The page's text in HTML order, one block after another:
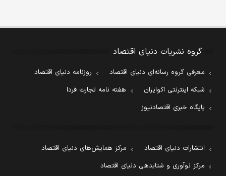
گروه نشریات دنیای اقتصاد
معرفی گروه رسانه‌ای دنیای اقتصاد
روزنامه دنیای اقتصاد
شبکه اینترنتی اکوایران
هفته نامه تجارت فردا
پایگاه خبری اقتصادنیوز
انتشارات دنیای اقتصاد
مرکز همایش‌های دنیای اقتصاد
مرکز نوآوری و شتابدهی دنیای اقتصاد